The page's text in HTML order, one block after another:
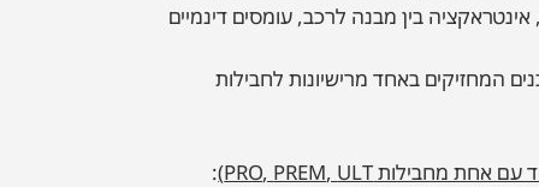
בין מבנה לרכב, עומסים דינמיים
המחזיקים באחד מרישיונות לחבילות
עם אחת מחבילות PRO, PREM, ULT
)
: